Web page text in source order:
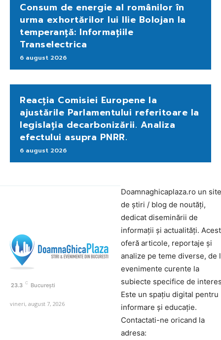
Consum de energie al românilor în
urma exhortărilor lui Ilie Bolojan la
temperanță: Informațiile
Transelectrica
6 august 2026
Reacția Comisiei Europene la
ajustările Parlamentului referitoare la
legislația decarbonizării. Analiza
efectului asupra PNRR.
6 august 2026
23.3 C București
vineri, august 7, 2026
Doamnaghicaplaza.ro un site
de știri / blog de noutăți,
dedicat diseminării de
informații și actualități.
oferă articole, reportaje și
analize pe teme diverse, de
evenimente curente la
subiecte specifice de
Este un spațiu digital pentru
informare și educație.
Contactati-ne oricand la
adresa: